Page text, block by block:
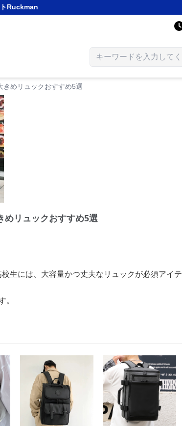
Ruckman
きめリュックおすすめ5選
めリュックおすすめ5選
生には、大容量かつ丈夫なリュックが必須アイテ